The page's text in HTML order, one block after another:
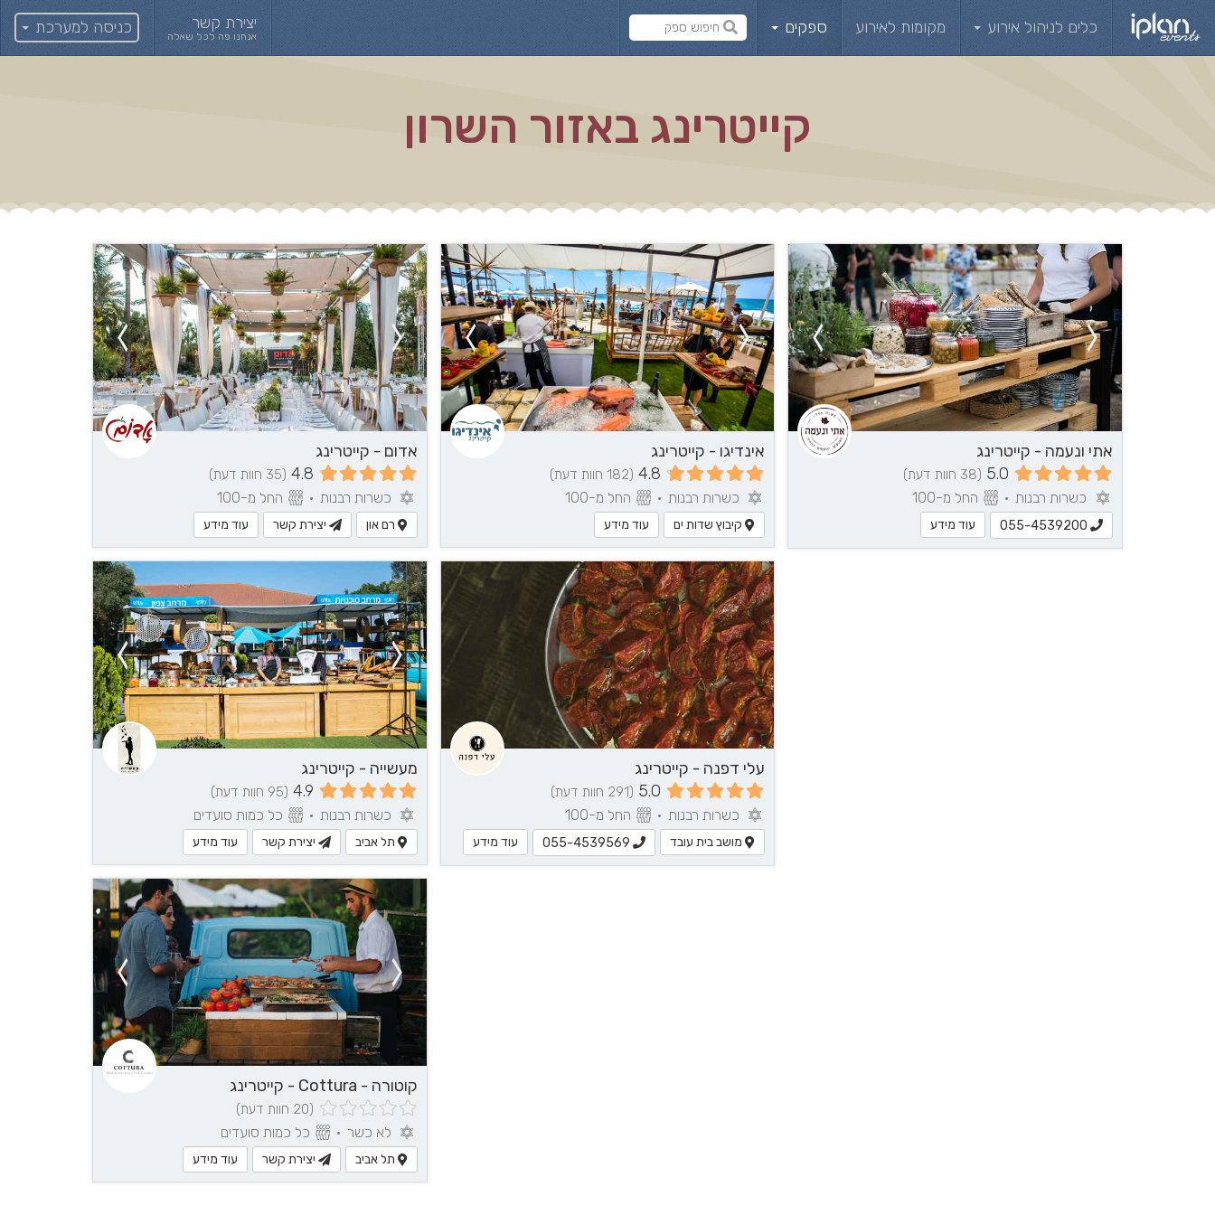
כלים לניהול אירוע מקומות לאירוע ספקים יצירת קשר
אנחנו פה לכל שאלה כניסה למערכת
קייטרינג באזור השרון
אתי ונעמה - קייטרינג
5.0 (38 חוות דעת)
כשרות רבנות • החל מ-100
055-4539200 עוד מידע
אינדיגו - קייטרינג
4.8 (182 חוות דעת)
כשרות רבנות • החל מ-100
קיבוץ שדות ים עוד מידע
אדום - קייטרינג
4.8 (35 חוות דעת)
כשרות רבנות • החל מ-100
רם און יצירת קשר עוד מידע
עלי דפנה - קייטרינג
5.0 (291 חוות דעת)
כשרות רבנות • החל מ-100
מושב בית עובד 055-4539569 עוד מידע
מעשייה - קייטרינג
4.9 (95 חוות דעת)
כשרות רבנות • כל כמות סועדים
תל אביב יצירת קשר עוד מידע
קוטורה - Cottura - קייטרינג
(20 חוות דעת)
לא כשר • כל כמות סועדים
תל אביב יצירת קשר עוד מידע